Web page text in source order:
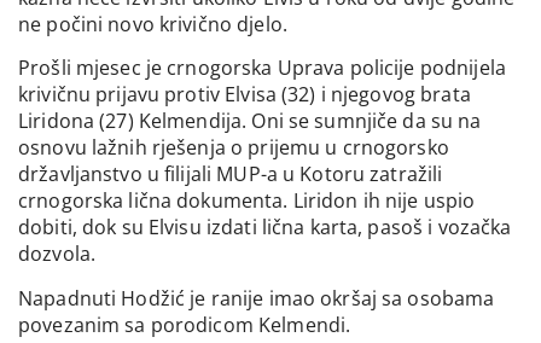
ne počini novo krivično djelo.
Prošli mjesec je crnogorska Uprava policije podnijela
krivičnu prijavu protiv Elvisa (32) i njegovog brata
Liridona (27) Kelmendija. Oni se sumnjiče da su na
osnovu lažnih rješenja o prijemu u crnogorsko
državljanstvo u filijali MUP-a u Kotoru zatražili
crnogorska lična dokumenta. Liridon ih nije uspio
dobiti, dok su Elvisu izdati lična karta, pasoš i vozačka
dozvola.
Napadnuti Hodžić je ranije imao okršaj sa osobama
povezanim sa porodicom Kelmendi.